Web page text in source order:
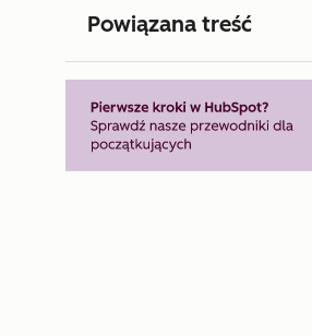
Powiązana treść